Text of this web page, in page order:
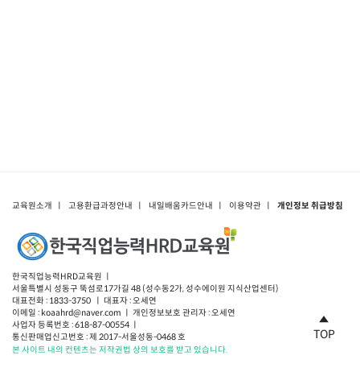
교육원소개 ㅣ 고용환급과정안내 ㅣ 내일배움카드안내 ㅣ 이용약관 ㅣ 개인정보 취급방침
한국직업능력HRD교육원 ㅣ
서울특별시 성동구 뚝섬로17가길 48 (성수동2가, 성수에이원 지식산업센터)
대표전화 : 1833-3750 ㅣ 대표자 : 오세연
이메일 : koaahrd@naver.com ㅣ 개인정보보호 관리자 : 오세연
사업자 등록번호 : 618-87-00554 ㅣ
통신판매업신고번호 : 제 2017-서울성동-0468 호
본 사이트 내의 컨텐츠는 저작권법 상의 보호를 받고 있습니다.
TOP